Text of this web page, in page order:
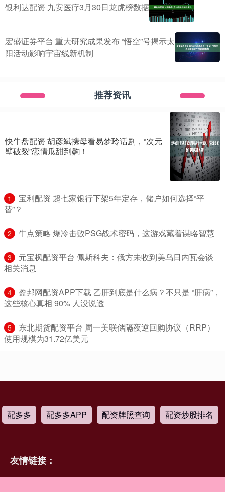
银利达配资 九安医疗3月30日龙虎榜数据
宏盛证券平台 重大研究成果发布 “悟空”号揭示太
阳活动影响宇宙线新机制
推荐资讯
快牛盘配资 胡彦斌携母看易梦玲话剧，“次元
壁破裂”恋情瓜甜到齁！
1
​宝利配资 超七家银行下架5年定存，储户如何选择“平
替”？
2 ​牛点策略 爆冷击败PSG战术密码，这游戏藏着谋略智慧
3
​元宝枫配资平台 佩斯科夫：俄方未收到美乌日内瓦会谈
相关消息
4
​盈邦网配资APP下载 乙肝到底是什么病？不只是 “肝病”，
这些核心真相 90% 人没说透
5
​东北期货配资平台 周一美联储隔夜逆回购协议（RRP）
使用规模为31.72亿美元
配多多 配多多APP 配资牌照查询 配资炒股排名
友情链接：